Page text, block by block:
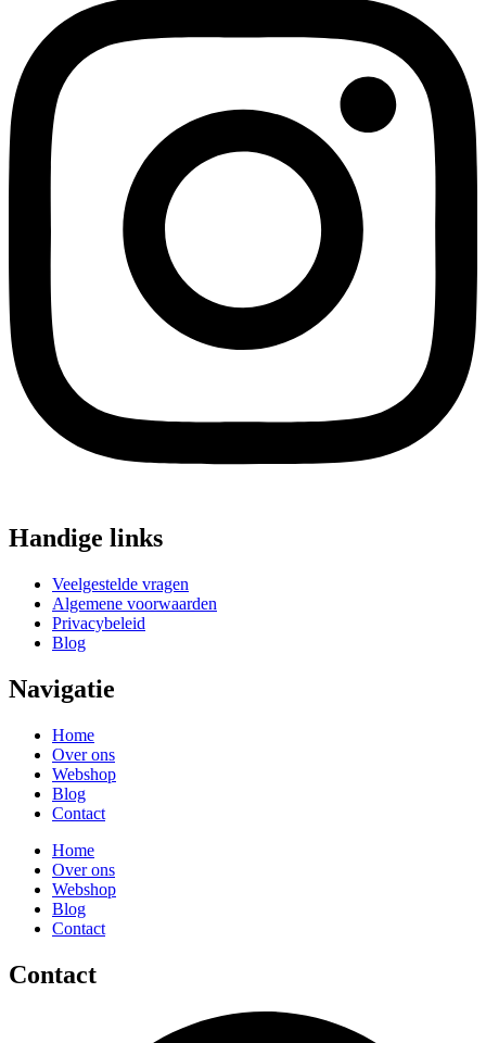
Handige links
Veelgestelde vragen
Algemene voorwaarden
Privacybeleid
Blog
Navigatie
Home
Over ons
Webshop
Blog
Contact
Home
Over ons
Webshop
Blog
Contact
Contact